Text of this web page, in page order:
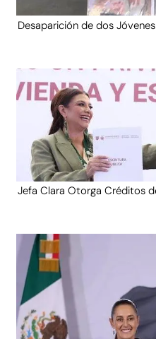
Desaparición de dos
Jefa Clara Otorga Créditos